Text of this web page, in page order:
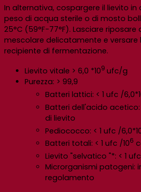
In alternativa, cospargere il lievito in
peso di acqua sterile o di mosto
25°C (59°F-77°F). Lasciare riposare
mescolare delicatamente e
recipiente di fermentazione.
Lievito vitale > 6,0 *109 ufc/g
Purezza: > 99,9
Batteri lattici: < 1 ufc /
Batteri dell'acido acetico:
di lievito
Pediococco: < 1 ufc /
Batteri totali: < 1 ufc /106
Lievito "selvatico "*: < 1
Microrganismi patogeni:
regolamento